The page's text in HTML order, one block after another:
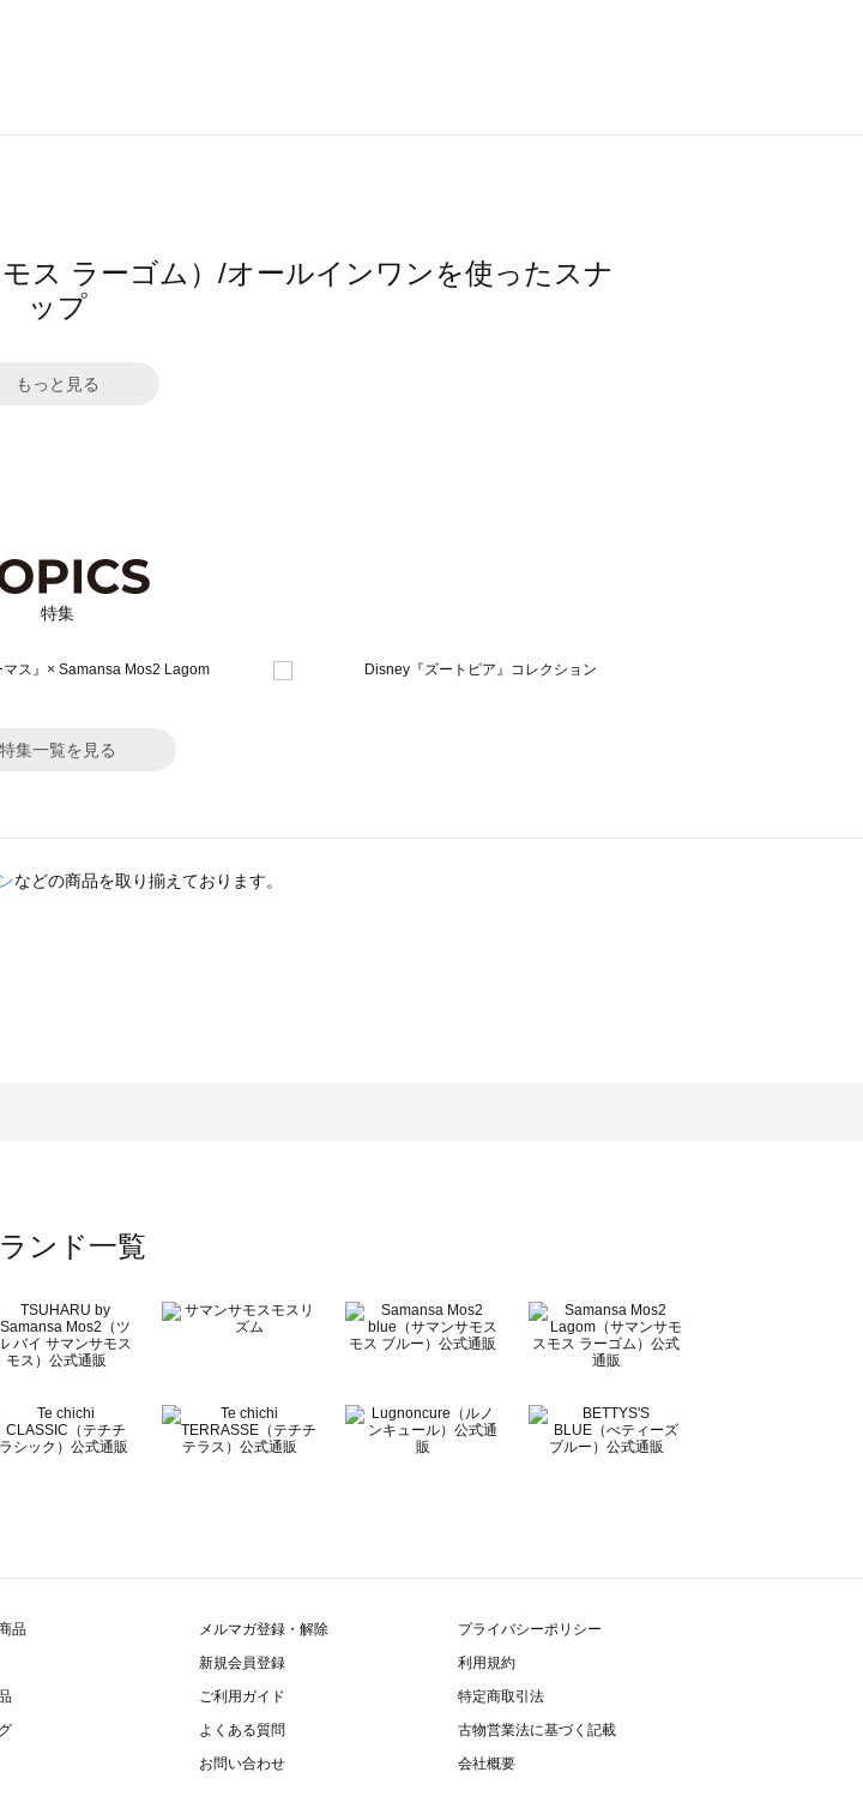
ス ラーゴム）/オールインワンを使ったスナ
ップ
もっと見る
特集
特集一覧を見る
などの商品を取り揃えております。
ンド一覧
品
メルマガ登録・解除
新規会員登録
ご利用ガイド
よくある質問
お問い合わせ
プライバシーポリシー
利用規約
特定商取引法
古物営業法に基づく記載
会社概要